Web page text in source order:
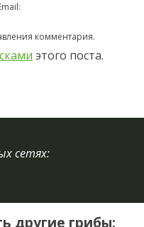
комментария.
этого поста.
сетях:
другие грибы: